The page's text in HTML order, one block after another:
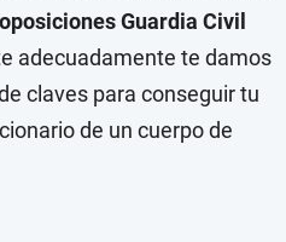
Guardia Civil
adecuadamente te damos
claves para conseguir tu
de un cuerpo de